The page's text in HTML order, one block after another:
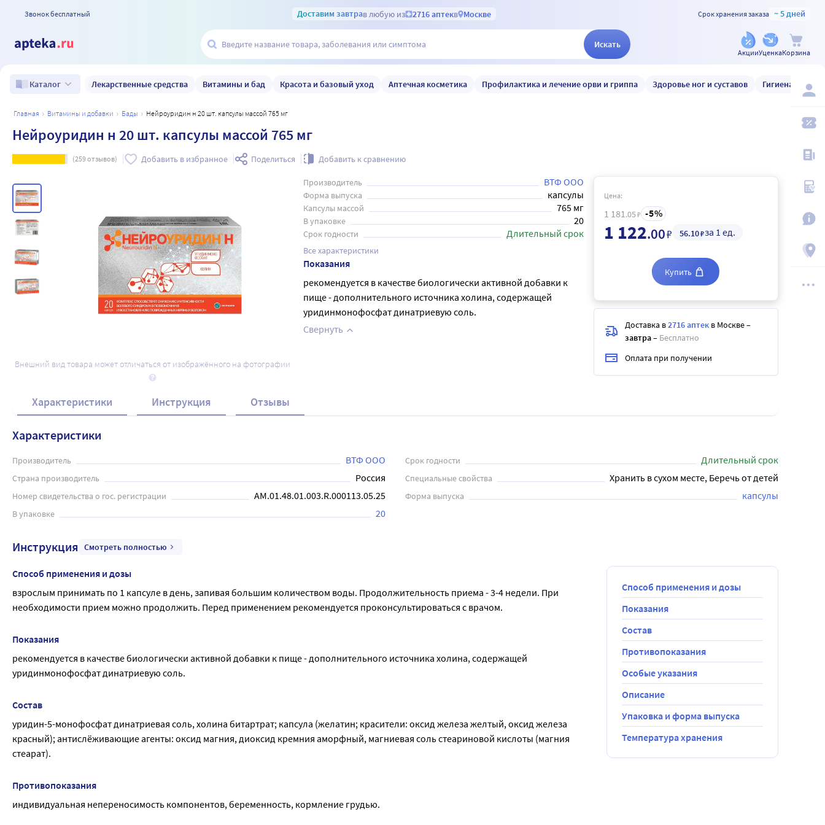
Звонок бесплатный Доставим завтрав любую из 2716 аптекв Москве Срок хранения заказа ~ 5 дней
Искать
АкцииУценкаКорзина
Каталог Лекарственные средства Витамины и бад Красота и базовый уход Аптечная косметика Профилактика и лечение орви и гриппа Здоровье ног и суставов Гигиена и уход
главная витамины и добавки бады Нейроуридин н 20 шт. капсулы массой 765 мг
Нейроуридин н 20 шт. капсулы массой 765 мг
(259отзывов) Добавить в избранное Поделиться Добавить к сравнению
Внешний вид товара может отличаться от изображённого на фотографии
Производитель ВТФ ООО
Форма выпуска капсулы
Капсулы массой 765 мг
В упаковке 20
Срок годности Длительный срок
Все характеристики
Показания
рекомендуется в качестве биологически активной добавки к
пище - дополнительного источника холина, содержащей
уридинмонофосфат динатриевую соль.
Свернуть
Цена:
1 181 .05 ₽ 5
1 122.00₽ 56.10₽за 1 ед.
Купить
Доставка в2716 аптек в Москве–
завтра– Бесплатно
Оплата при получении
Характеристики Инструкция Отзывы
Характеристики
Производитель ВТФ ООО Срок годности Длительный срок
Страна производитель Россия Специальные свойства Хранить в сухом месте, Беречь от детей
Номер свидетельства о гос. регистрации AM.01.48.01.003.R.000113.05.25 Форма выпуска капсулы
В упаковке 20
Инструкция Смотреть полностью
Способ применения и дозы
взрослым принимать по 1 капсуле в день, запивая большим количеством воды. Продолжительность приема - 3-4 недели. При
необходимости прием можно продолжить. Перед применением рекомендуется проконсультироваться с врачом.
Показания
рекомендуется в качестве биологически активной добавки к пище - дополнительного источника холина, содержащей
уридинмонофосфат динатриевую соль.
Состав
уридин-5-монофосфат динатриевая соль, холина битартрат; капсула (желатин; красители: оксид железа желтый, оксид железа
красный); антислёживающие агенты: оксид магния, диоксид кремния аморфный, магниевая соль стеариновой кислоты (магния
стеарат).
Противопоказания
индивидуальная непереносимость компонентов, беременность, кормление грудью.
Способ применения и дозы
Показания
Состав
Противопоказания
Особые указания
Описание
Упаковка и форма выпуска
Температура хранения